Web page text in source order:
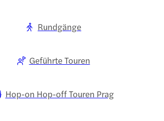
Rundgänge
Geführte Touren
Hop-on Hop-off Touren Prag